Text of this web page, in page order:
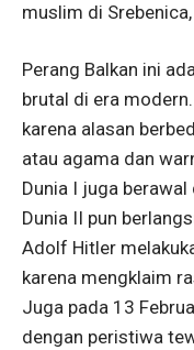
muslim di
Perang Balkan ini
brutal di era
karena alasan
atau agama dan
Dunia I juga
Dunia II pun
Adolf Hitler
karena mengklaim
Juga pada 13
dengan peristiwa